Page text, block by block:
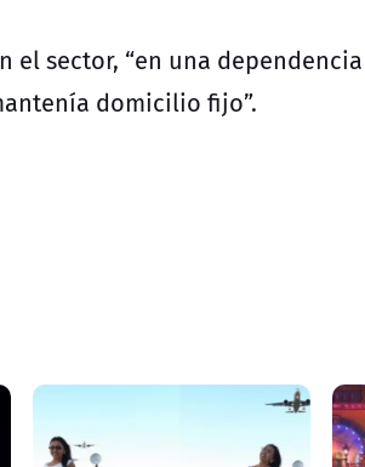
el sector, “en una dependencia
domicilio fijo”.